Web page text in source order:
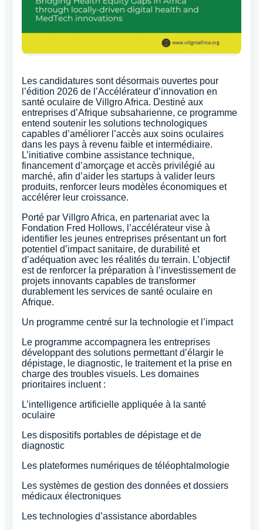
Les candidatures sont désormais ouvertes pour
l’édition 2026 de l’Accélérateur d’innovation en
santé oculaire de Villgro Africa. Destiné aux
entreprises d’Afrique subsaharienne, ce programme
entend soutenir les solutions technologiques
capables d’améliorer l’accès aux soins oculaires
dans les pays à revenu faible et intermédiaire.
L’initiative combine assistance technique,
financement d’amorçage et accès privilégié au
marché, afin d’aider les startups à valider leurs
produits, renforcer leurs modèles économiques et
accélérer leur croissance.
Porté par Villgro Africa, en partenariat avec la
Fondation Fred Hollows, l’accélérateur vise à
identifier les jeunes entreprises présentant un fort
potentiel d’impact sanitaire, de durabilité et
d’adéquation avec les réalités du terrain. L’objectif
est de renforcer la préparation à l’investissement de
projets innovants capables de transformer
durablement les services de santé oculaire en
Afrique.
Un programme centré sur la technologie et l’impact
Le programme accompagnera les entreprises
développant des solutions permettant d’élargir le
dépistage, le diagnostic, le traitement et la prise en
charge des troubles visuels. Les domaines
prioritaires incluent :
L’intelligence artificielle appliquée à la santé
oculaire
Les dispositifs portables de dépistage et de
diagnostic
Les plateformes numériques de téléophtalmologie
Les systèmes de gestion des données et dossiers
médicaux électroniques
Les technologies d’assistance abordables